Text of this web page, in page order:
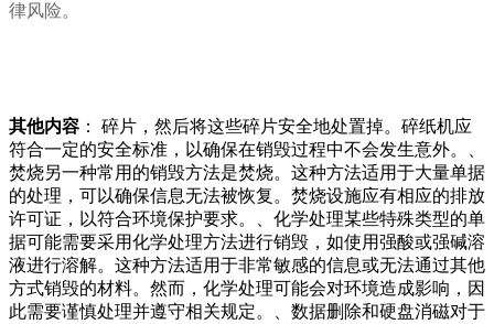
律风险。
其他内容 ： 碎片，然后将这些碎片安全地处置掉。碎纸机应
符合一定的安全标准，以确保在销毁过程中不会发生意外。、
焚烧另一种常用的销毁方法是焚烧。这种方法适用于大量单据
的处理，可以确保信息无法被恢复。焚烧设施应有相应的排放
许可证，以符合环境保护要求。、化学处理某些特殊类型的单
据可能需要采用化学处理方法进行销毁，如使用强酸或强碱溶
液进行溶解。这种方法适用于非常敏感的信息或无法通过其他
方式销毁的材料。然而，化学处理可能会对环境造成影响，因
此需要谨慎处理并遵守相关规定。、数据删除和硬盘消磁对于